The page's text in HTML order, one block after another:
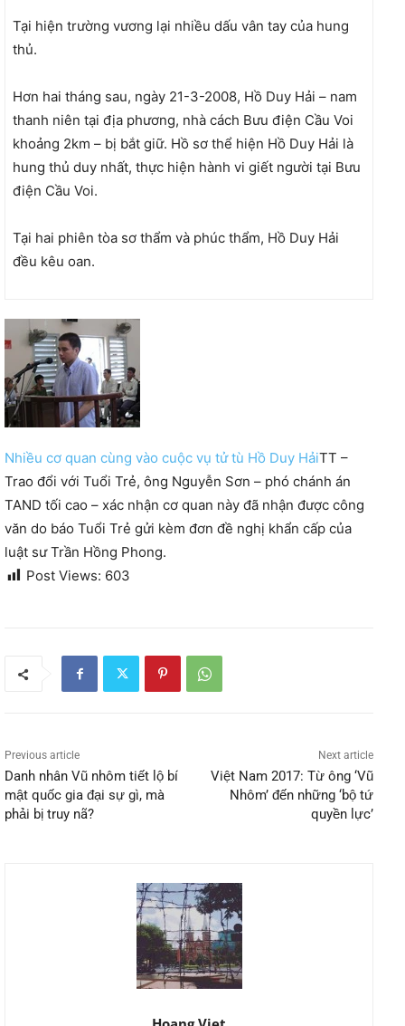
Tại hiện trường vương lại nhiều dấu vân tay của hung
thủ.
Hơn hai tháng sau, ngày 21-3-2008, Hồ Duy Hải – nam
thanh niên tại địa phương, nhà cách Bưu điện Cầu Voi
khoảng 2km – bị bắt giữ. Hồ sơ thể hiện Hồ Duy Hải là
hung thủ duy nhất, thực hiện hành vi giết người tại Bưu
điện Cầu Voi.
Tại hai phiên tòa sơ thẩm và phúc thẩm, Hồ Duy Hải
đều kêu oan.
Nhiều cơ quan cùng vào cuộc vụ tử tù Hồ Duy HảiTT –
Trao đổi với Tuổi Trẻ, ông Nguyễn Sơn – phó chánh án
TAND tối cao – xác nhận cơ quan này đã nhận được công
văn do báo Tuổi Trẻ gửi kèm đơn đề nghị khẩn cấp của
luật sư Trần Hồng Phong.
Post Views: 603
Previous article
Danh nhân Vũ nhôm tiết lộ bí
mật quốc gia đại sự gì, mà
phải bị truy nã?
Next article
Việt Nam 2017: Từ ông ‘Vũ
Nhôm’ đến những ‘bộ tứ
quyền lực’